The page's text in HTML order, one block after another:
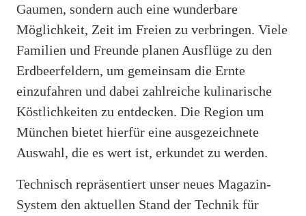
Gaumen, sondern auch eine wunderbare
Möglichkeit, Zeit im Freien zu verbringen. Viele
Familien und Freunde planen Ausflüge zu den
Erdbeerfeldern, um gemeinsam die Ernte
einzufahren und dabei zahlreiche kulinarische
Köstlichkeiten zu entdecken. Die Region um
München bietet hierfür eine ausgezeichnete
Auswahl, die es wert ist, erkundet zu werden.
Technisch repräsentiert unser neues Magazin-
System den aktuellen Stand der Technik für